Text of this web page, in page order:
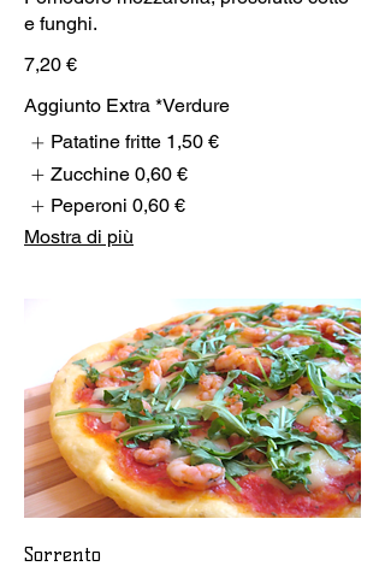
e funghi.
7,20 €
Aggiunto Extra *Verdure
Patatine fritte 1,50 €
Zucchine 0,60 €
Peperoni 0,60 €
Mostra di più
Sorrento